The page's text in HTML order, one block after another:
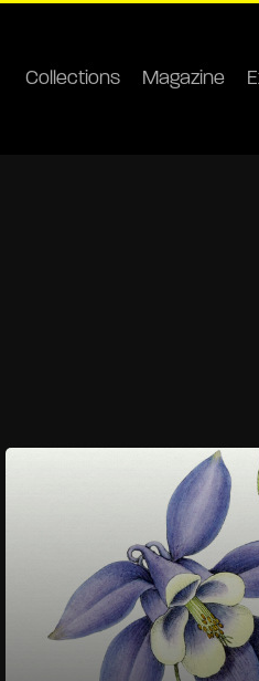
Collections Magazine